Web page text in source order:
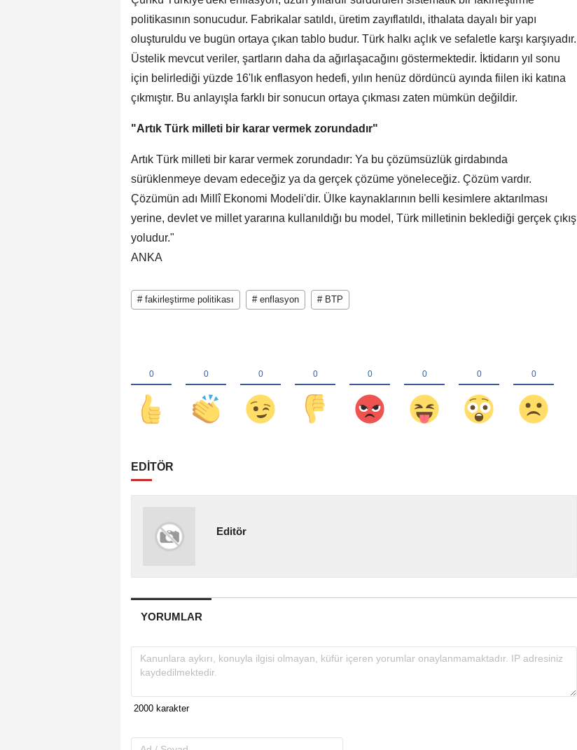
politikasının sonucudur. Fabrikalar satıldı, üretim zayıflatıldı, ithalata dayalı bir yapı
oluşturuldu ve bugün ortaya çıkan tablo budur. Türk halkı açlık ve sefaletle karşı karşıyadır.
Üstelik mevcut veriler, şartların daha da ağırlaşacağını göstermektedir. İktidarın yıl sonu
için belirlediği yüzde 16'lık enflasyon hedefi, yılın henüz dördüncü ayında fiilen iki katına
çıkmıştır. Bu anlayışla farklı bir sonucun ortaya çıkması zaten mümkün değildir.
"Artık Türk milleti bir karar vermek zorundadır"
Artık Türk milleti bir karar vermek zorundadır: Ya bu çözümsüzlük girdabında
sürüklenmeye devam edeceğiz ya da gerçek çözüme yöneleceğiz. Çözüm vardır.
Çözümün adı Millî Ekonomi Modeli'dir. Ülke kaynaklarının belli kesimlere aktarılması
yerine, devlet ve millet yararına kullanıldığı bu model, Türk milletinin beklediği gerçek çıkış
yoludur."
ANKA
# fakirleştirme politikası # enflasyon # BTP
EDİTÖR
Editör
YORUMLAR